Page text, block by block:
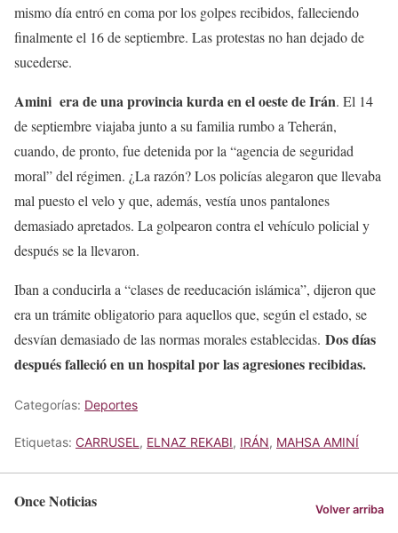
mismo día entró en coma por los golpes recibidos, falleciendo
finalmente el 16 de septiembre. Las protestas no han dejado de
sucederse.
Amini era de una provincia kurda en el oeste de Irán. El 14
de septiembre viajaba junto a su familia rumbo a Teherán,
cuando, de pronto, fue detenida por la “agencia de seguridad
moral” del régimen. ¿La razón? Los policías alegaron que llevaba
mal puesto el velo y que, además, vestía unos pantalones
demasiado apretados. La golpearon contra el vehículo policial y
después se la llevaron.
Iban a conducirla a “clases de reeducación islámica”, dijeron que
era un trámite obligatorio para aquellos que, según el estado, se
desvían demasiado de las normas morales establecidas. Dos días
después falleció en un hospital por las agresiones recibidas.
Categorías: Deportes
Etiquetas: CARRUSEL , ELNAZ REKABI, IRÁN, MAHSA AMINÍ
Once Noticias Volver arriba